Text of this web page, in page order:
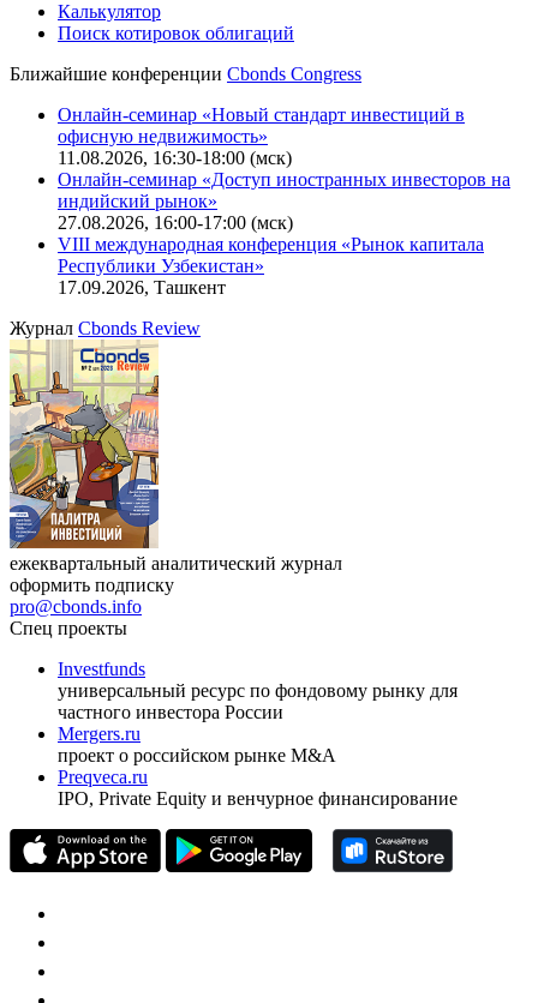
IT-аккредитация
Поиск котировок облигаций
Ближайшие конференцииCbonds Congress
Онлайн-семинар «Новый стандарт инвестиций в
офисную недвижимость»
11.08.2026, 16:30-18:00 (мск)
Онлайн-семинар «Доступ иностранных инвесторов на
индийский рынок»
VIII международная конференция «Рынок капитала
Республики Узбекистан»
17.09.2026, Ташкент
ЖурналCbonds Review
ежеквартальный аналитический журнал
оформить подписку
pro@cbonds.info
Спец проекты
Investfunds
универсальный ресурс по фондовому рынку для
частного инвестора России
проект о российском рынке M&A
Preqveca.ru